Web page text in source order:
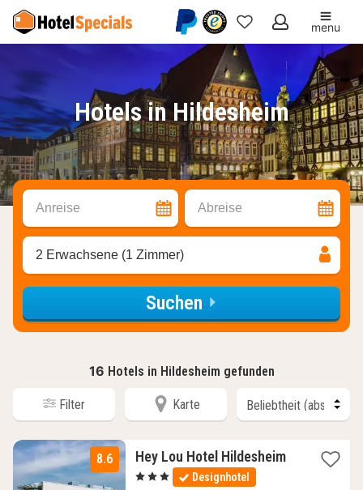
Meine
Favoriten
menu
Hotels in Hildesheim
Anreise Abreise
2 Erwachsene (1 Zimmer)
Suchen
16 Hotels in Hildesheim gefunden
Filter Karte
8.6 Hey Lou Hotel Hildesheim2
Nächte
, 3 Sterne Designhotel